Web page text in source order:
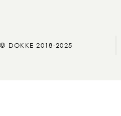
© DOKKE 2018-2025